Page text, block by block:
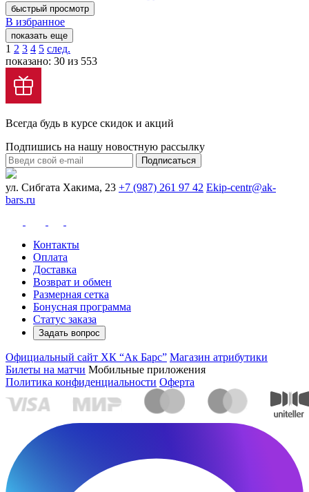
быстрый просмотр
В избранное
показать еще
1 2 3 4 5 след.
показано: 30 из 553
Всегда будь в курсе скидок и акций
Подпишись на нашу новостную рассылку
Подписаться
ул. Сибгата Хакима, 23 +7 (987) 261 97 42 Ekip-centr@ak-
bars.ru
Контакты
Оплата
Доставка
Возврат и обмен
Размерная сетка
Бонусная программа
Статус заказа
Задать вопрос
Официальный сайт ХК “Ак Барс” Магазин атрибутики
Билеты на матчи Мобильные приложения
Политика конфиденциальности Оферта